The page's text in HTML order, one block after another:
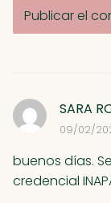
SARA
09/02/
buenos días.
credencial
t
e
n
a